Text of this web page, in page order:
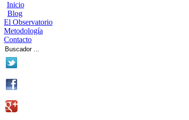
Inicio
Blog
El Observatorio
Metodología
Contacto